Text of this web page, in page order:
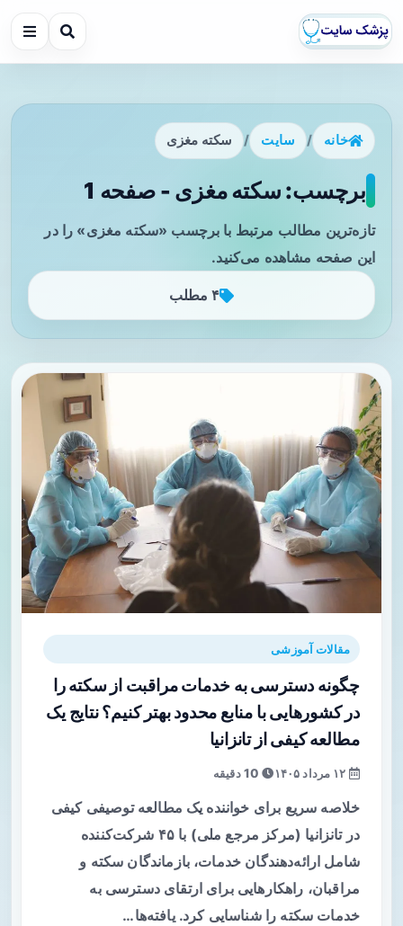
خانه / سایت / سکته مغزی
برچسب: سکته مغزی - صفحه 1
تازه‌ترین مطالب مرتبط با برچسب «سکته مغزی» را در
این صفحه مشاهده می‌کنید.
۴ مطلب
مقالات آموزشی
چگونه دسترسی به خدمات مراقبت از سکته را
در کشورهایی با منابع محدود بهتر کنیم؟ نتایج یک
مطالعه کیفی از تانزانیا
10 دقیقه
خلاصه سریع برای خواننده یک مطالعه توصیفی کیفی
در تانزانیا (مرکز مرجع ملی) با ۴۵ شرکت‌کننده
شامل ارائه‌دهندگان خدمات، بازماندگان سکته و
مراقبان، راهکارهایی برای ارتقای دسترسی به
خدمات سکته را شناسایی کرد. یافته‌ها…